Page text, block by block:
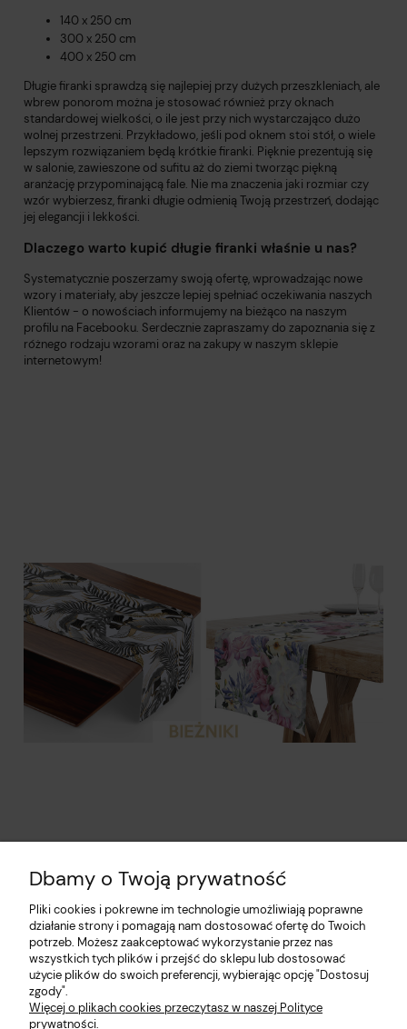
140 x 250 cm
300 x 250 cm
400 x 250 cm
Długie firanki sprawdzą się najlepiej przy dużych przeszkleniach, ale
wbrew ponorom można je stosować również przy oknach
standardowej wielkości, o ile jest przy nich wystarczająco dużo
wolnej przestrzeni. Przykładowo, jeśli pod oknem stoi stół, o wiele
lepszym rozwiązaniem będą krótkie firanki. Pięknie prezentują się
w salonie, zawieszone od sufitu aż do ziemi tworząc piękną
aranżację przypominającą fale. Nie ma znaczenia jaki rozmiar czy
wzór wybierzesz, firanki długie odmienią Twoją przestrzeń, dodając
jej elegancji i lekkości.
Dlaczego warto kupić długie firanki właśnie u nas?
Systematycznie poszerzamy swoją ofertę, wprowadzając nowe
wzory i materiały, aby jeszcze lepiej spełniać oczekiwania naszych
Klientów - o nowościach informujemy na bieżąco na naszym
profilu na Facebooku. Serdecznie zapraszamy do zapoznania się z
różnego rodzaju wzorami oraz na zakupy w naszym sklepie
internetowym!
Pomoc
Dbamy o Twoją prywatność
Pliki cookies i pokrewne im technologie umożliwiają poprawne
działanie strony i pomagają nam dostosować ofertę do Twoich
potrzeb. Możesz zaakceptować wykorzystanie przez nas
wszystkich tych plików i przejść do sklepu lub dostosować
użycie plików do swoich preferencji, wybierając opcję "Dostosuj
zgody".
Więcej o plikach cookies przeczytasz w naszej Polityce
prywatności.